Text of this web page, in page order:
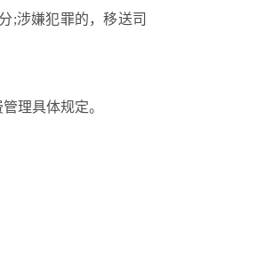
;涉嫌犯罪的，移送司
理具体规定。